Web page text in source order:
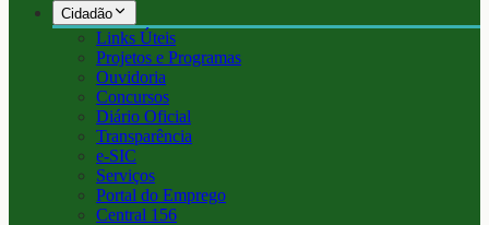
Cidadão
Links Úteis
Projetos e Programas
Ouvidoria
Concursos
Diário Oficial
Transparência
e-SIC
Serviços
Portal do Emprego
Central 156